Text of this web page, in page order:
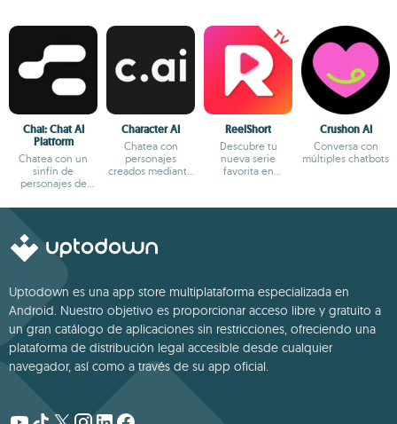
Chai: Chat AI
Platform
Chatea con un
sinfín de
personajes de
Character AI
Chatea con
personajes
creados mediante
ReelShort
Descubre tu
nueva serie
favorita en
Crushon AI
Conversa con
múltiples chatbots
Uptodown es una app store multiplataforma especializada en
Android. Nuestro objetivo es proporcionar acceso libre y gratuito a
un gran catálogo de aplicaciones sin restricciones, ofreciendo una
plataforma de distribución legal accesible desde cualquier
navegador, así como a través de su app oficial.